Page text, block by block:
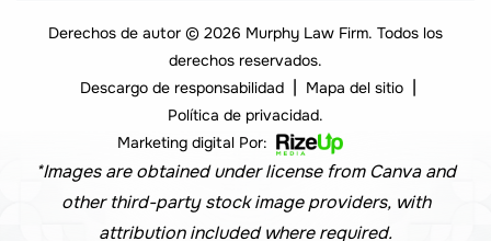
Derechos de autor © 2026 Murphy Law Firm. Todos los
derechos reservados.
Descargo de responsabilidad | Mapa del sitio |
Política de privacidad.
Marketing digital Por:
*Images are obtained under license from Canva and
other third-party stock image providers, with
attribution included where required.